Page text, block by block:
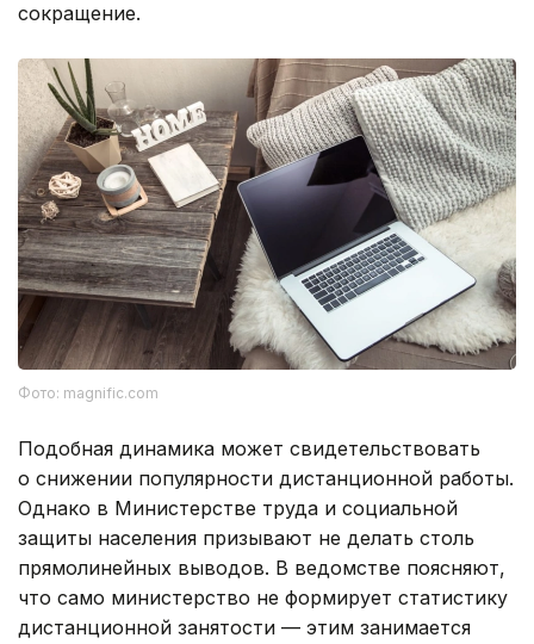
сокращение.
Фото: magnific.com
Подобная динамика может свидетельствовать
о снижении популярности дистанционной работы.
Однако в Министерстве труда и социальной
защиты населения призывают не делать столь
прямолинейных выводов. В ведомстве поясняют,
что само министерство не формирует статистику
дистанционной занятости — этим занимается